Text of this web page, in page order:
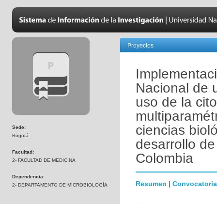
Sede:
Bogotá
Facultad:
2- FACULTAD DE MEDICINA
Dependencia:
2- DEPARTAMENTO DE MICROBIOLOGÍA
Proyectos
Nacional de
uso de la
ciencias
desarrollo
Colombia
Resumen | Convocatoria